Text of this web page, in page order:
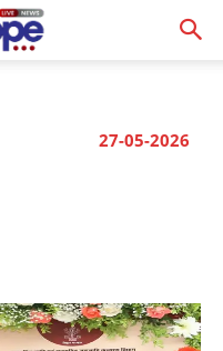
27-05-2026